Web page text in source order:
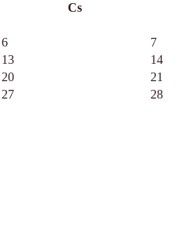
Cs
6 7
13 14
20 21
27 28